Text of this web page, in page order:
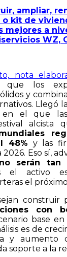
ampliar,
kit de
mejores a
WZ,
nota
que los
y
Llegó
en el que
alcista
48% y las
Eso sí,
serán tan
el activo
el
construir
con
base
es de
y aumento
soporte a la